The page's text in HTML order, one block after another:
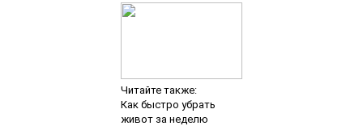
Читайте также:
Как быстро убрать
живот за неделю